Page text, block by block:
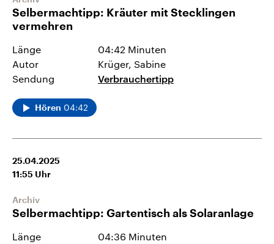
Selbermachtipp: Kräuter mit Stecklingen
vermehren
Länge
04:42 Minuten
Autor
Krüger, Sabine
Sendung
Verbrauchertipp
Hören 04:42
25.04.2025
11:55 Uhr
Archiv
Selbermachtipp: Gartentisch als Solaranlage
Länge
04:36 Minuten